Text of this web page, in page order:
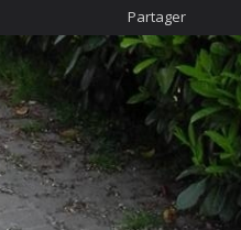
Raccourcis
Galerie
Concours photo
Devenir animateur
Partager